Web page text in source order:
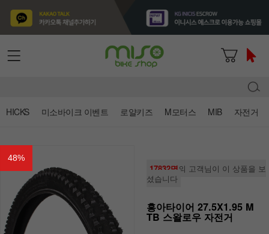
HICKS 미소바이크 이벤트 로얄키즈 M모터스 MIB 자전거
48%
17832명의 고객님이 이 상품을 보
셨습니다
흥아타이어 27.5X1.95 M
TB 스왈로우 자전거